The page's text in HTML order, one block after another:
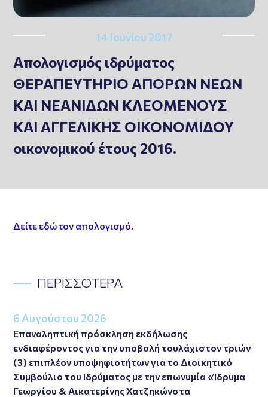
14 Ιουνίου 2017
Απολογισμός ιδρύματος
ΘΕΡΑΠΕΥΤΗΡΙΟ ΑΠΟΡΩΝ ΝΕΩΝ
ΚΑΙ ΝΕΑΝΙΔΩΝ ΚΛΕΟΜΕΝΟΥΣ
ΚΑΙ ΑΓΓΕΛΙΚΗΣ ΟΙΚΟΝΟΜΙΔΟΥ
οικονομικού έτους 2016.
Δείτε εδώ τον απολογισμό.
ΠΕΡΙΣΣΟΤΕΡΑ
6 Αυγούστου 2026
Επαναληπτική πρόσκληση εκδήλωσης
ενδιαφέροντος για την υποβολή τουλάχιστον τριών
(3) επιπλέον υποψηφιοτήτων για το Διοικητικό
Συμβούλιο του Ιδρύματος με την επωνυμία «Ίδρυμα
Γεωργίου & Αικατερίνης Χατζηκώνστα